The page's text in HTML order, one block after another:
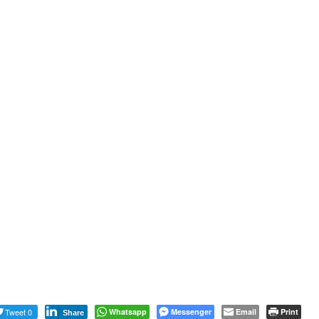
Tweet 0 Share Whatsapp Messenger Email Print